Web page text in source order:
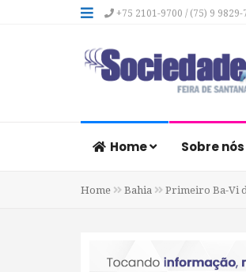
+75 2101-9700 / (75) 9 9829-
Home Sobre nós
Home Bahia Primeiro Ba-Vi